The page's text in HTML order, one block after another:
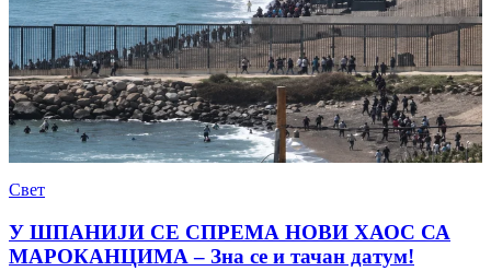
Свет
У ШПАНИЈИ СЕ СПРЕМА НОВИ ХАОС СА
МАРОКАНЦИМА – Зна се и тачан датум!